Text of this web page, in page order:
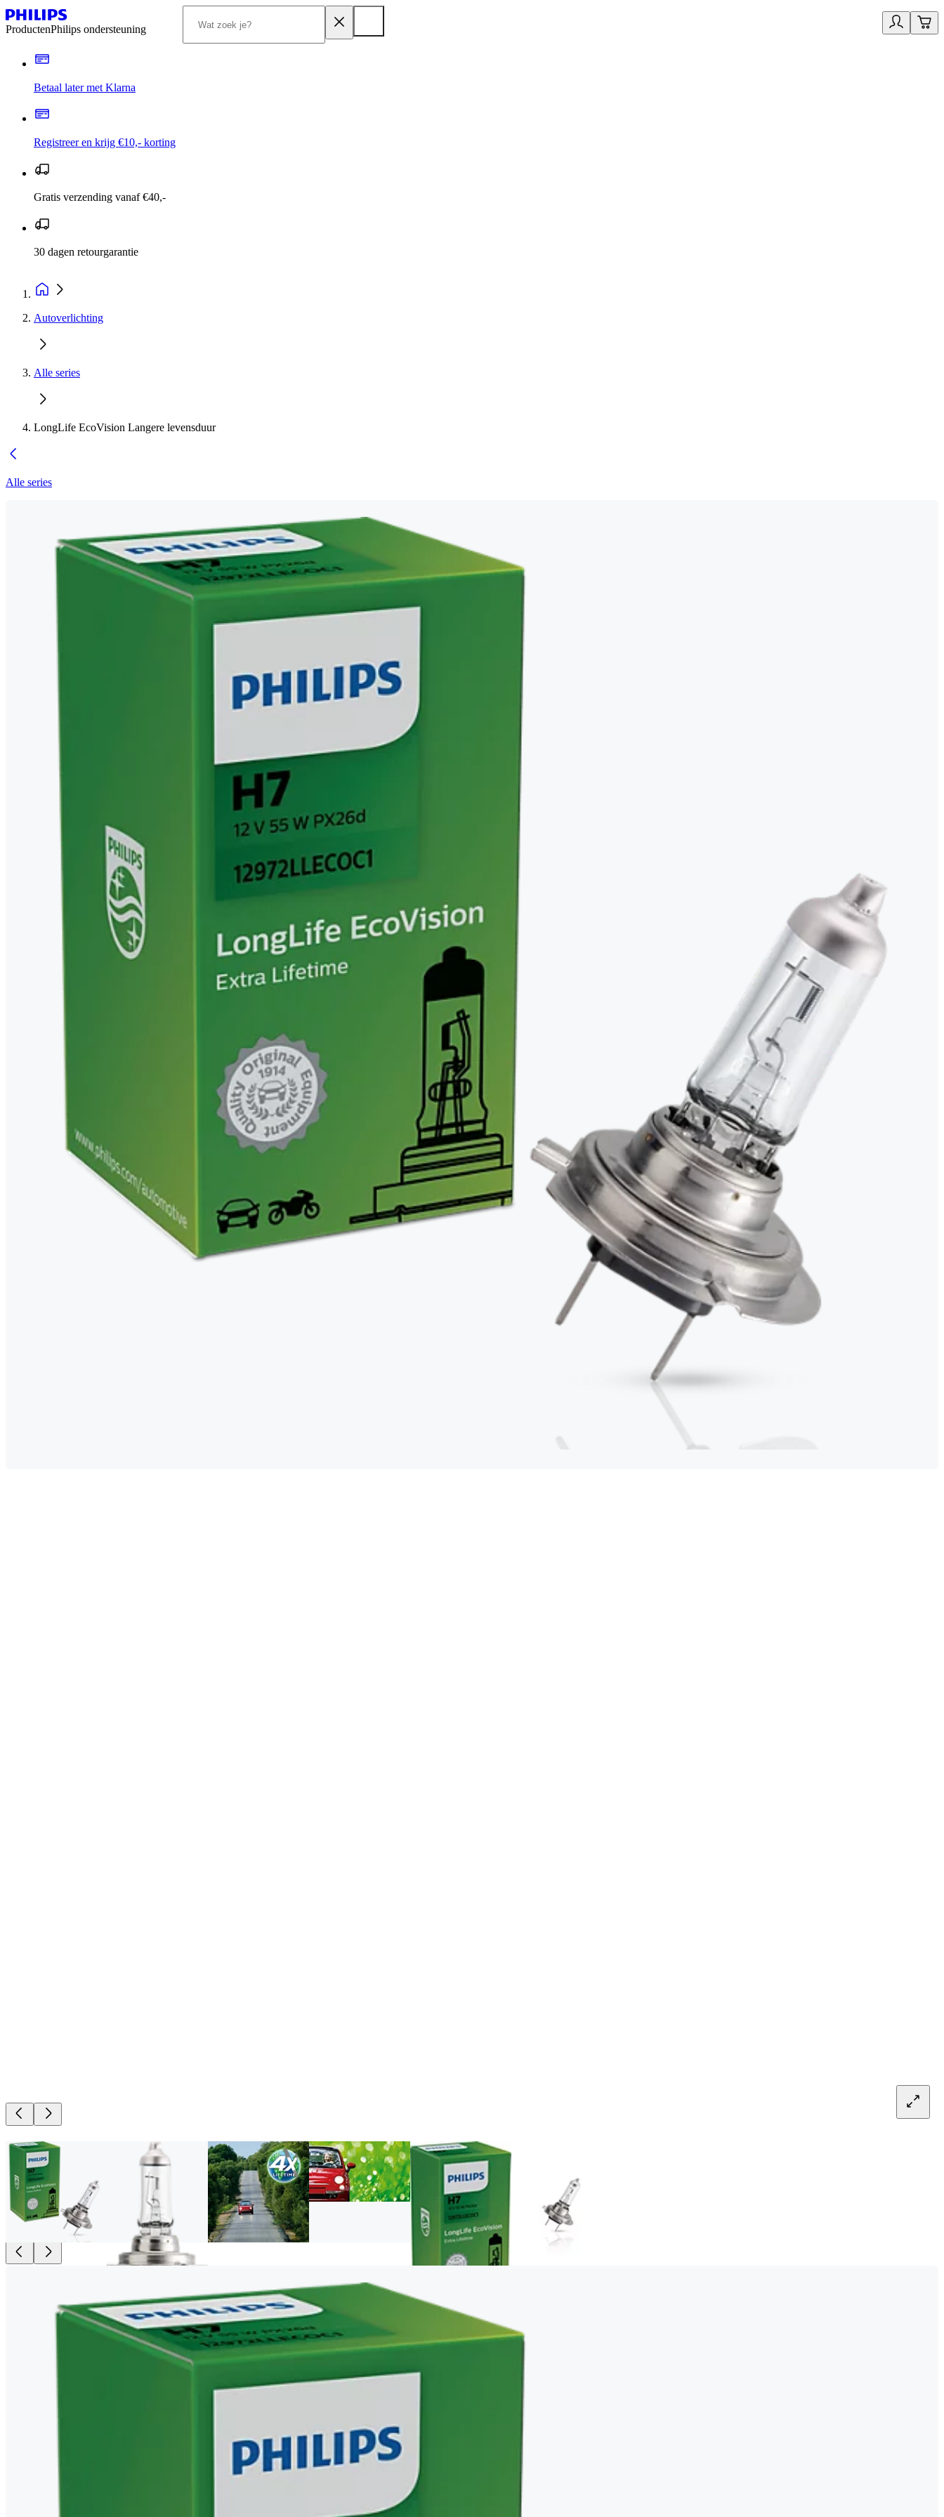
ProductenPhilips ondersteuning
Betaal later met Klarna
Registreer en krijg €10,- korting
Gratis verzending vanaf €40,-
30 dagen retourgarantie
Autoverlichting
Alle series
LongLife EcoVision Langere levensduur
Alle series